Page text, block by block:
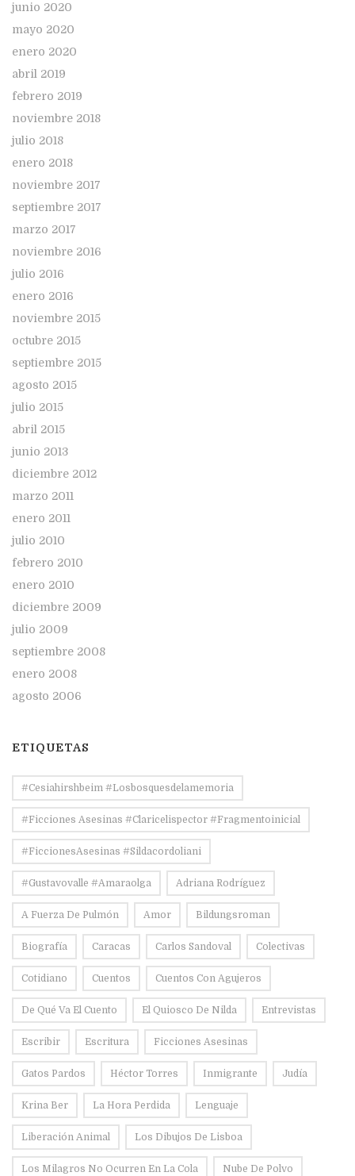
junio 2020
mayo 2020
enero 2020
abril 2019
febrero 2019
noviembre 2018
julio 2018
enero 2018
noviembre 2017
septiembre 2017
marzo 2017
noviembre 2016
julio 2016
enero 2016
noviembre 2015
octubre 2015
septiembre 2015
agosto 2015
julio 2015
abril 2015
junio 2013
diciembre 2012
marzo 2011
enero 2011
julio 2010
febrero 2010
enero 2010
diciembre 2009
julio 2009
septiembre 2008
enero 2008
agosto 2006
ETIQUETAS
#Cesiahirshbeim #losbosquesdelamemoria
#ficciones Asesinas #claricelispector #fragmentoinicial
#FiccionesAsesinas #sildacordoliani
#Gustavovalle #amaraolga Adriana Rodríguez
A Fuerza De Pulmón Amor Bildungsroman
Biografía Caracas Carlos Sandoval Colectivas
Cotidiano Cuentos Cuentos Con Agujeros
De Qué Va El Cuento El Quiosco De Nilda Entrevistas
Escribir Escritura Ficciones Asesinas
Gatos Pardos Héctor Torres Inmigrante Judía
Krina Ber La Hora Perdida Lenguaje
Liberación Animal Los Dibujos De Lisboa
Los Milagros No Ocurren En La Cola Nube De Polvo